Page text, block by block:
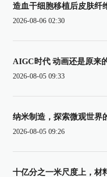
造血干细胞移植后皮肤纤
2026-08-06 02:30
AIGC时代 动画还是原来
2026-08-05 09:33
纳米制造，探索微观世界
2026-08-05 09:26
十亿分之一米尺度上，材